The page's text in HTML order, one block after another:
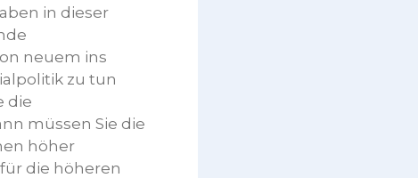
in dieser
neuem ins
zu tun
die
müssen Sie die
höher
die höheren